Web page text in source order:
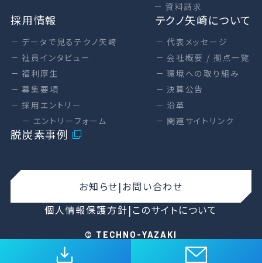
資料請求
脱炭素事例
採用情報
データで見るテクノ矢崎
社員インタビュー
福利厚生
募集要項
採用エントリー
エントリーフォーム
テクノ矢崎について
代表メッセージ
会社概要 / 拠点一覧
環境への取り組み
決算公告
沿革
関連サイトリンク
お知らせ お問い合わせ
個人情報保護方針 このサイトについて
© TECHNO-YAZAKI